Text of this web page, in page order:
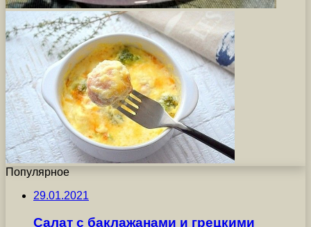
Популярное
29.01.2021
Салат с баклажанами и грецкими